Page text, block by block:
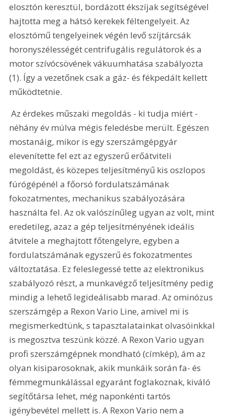
elosztón keresztül, bordázott ékszíjak segítségével
hajtotta meg a hátsó kerekek féltengelyeit. Az
elosztómű tengelyeinek végén levő szíjtárcsák
horonyszélességét centrifugális regulátorok és a
motor szívócsövének vákuumhatása szabályozta
(1). Így a vezetőnek csak a gáz- és fékpedált kellett
működtetnie.
Az érdekes műszaki megoldás - ki tudja miért -
néhány év múlva mégis feledésbe merült. Egészen
mostanáig, mikor is egy szerszámgépgyár
elevenítette fel ezt az egyszerű erőátviteli
megoldást, és közepes teljesítményű kis oszlopos
fúrógépénél a főorsó fordulatszámának
fokozatmentes, mechanikus szabályozására
használta fel. Az ok valószínűleg ugyan az volt, mint
eredetileg, azaz a gép teljesítményének ideális
átvitele a meghajtott főtengelyre, egyben a
fordulatszámának egyszerű és fokozatmentes
változtatása. Ez feleslegessé tette az elektronikus
szabályozó részt, a munkavégző teljesítmény pedig
mindig a lehető legideálisabb marad. Az ominózus
szerszámgép a Rexon Vario Line, amivel mi is
megismerkedtünk, s tapasztalatainkat olvasóinkkal
is megosztva teszünk közzé. A Rexon Vario ugyan
profi szerszámgépnek mondható (címkép), ám az
olyan kisiparosoknak, akik munkáik során fa- és
fémmegmunkálással egyaránt foglakoznak, kiváló
segítőtársa lehet, még naponkénti tartós
igénybevétel mellett is. A Rexon Vario nem a